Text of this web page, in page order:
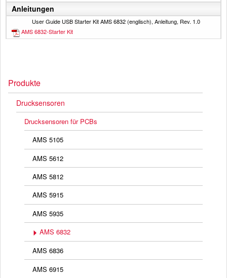
Anleitungen
User Guide USB Starter Kit AMS 6832 (englisch), Anleitung, Rev. 1.0
AMS 6832-Starter Kit
Produkte
Drucksensoren
Drucksensoren für PCBs
AMS 5105
AMS 5612
AMS 5812
AMS 5915
AMS 5935
AMS 6832
AMS 6836
AMS 6915